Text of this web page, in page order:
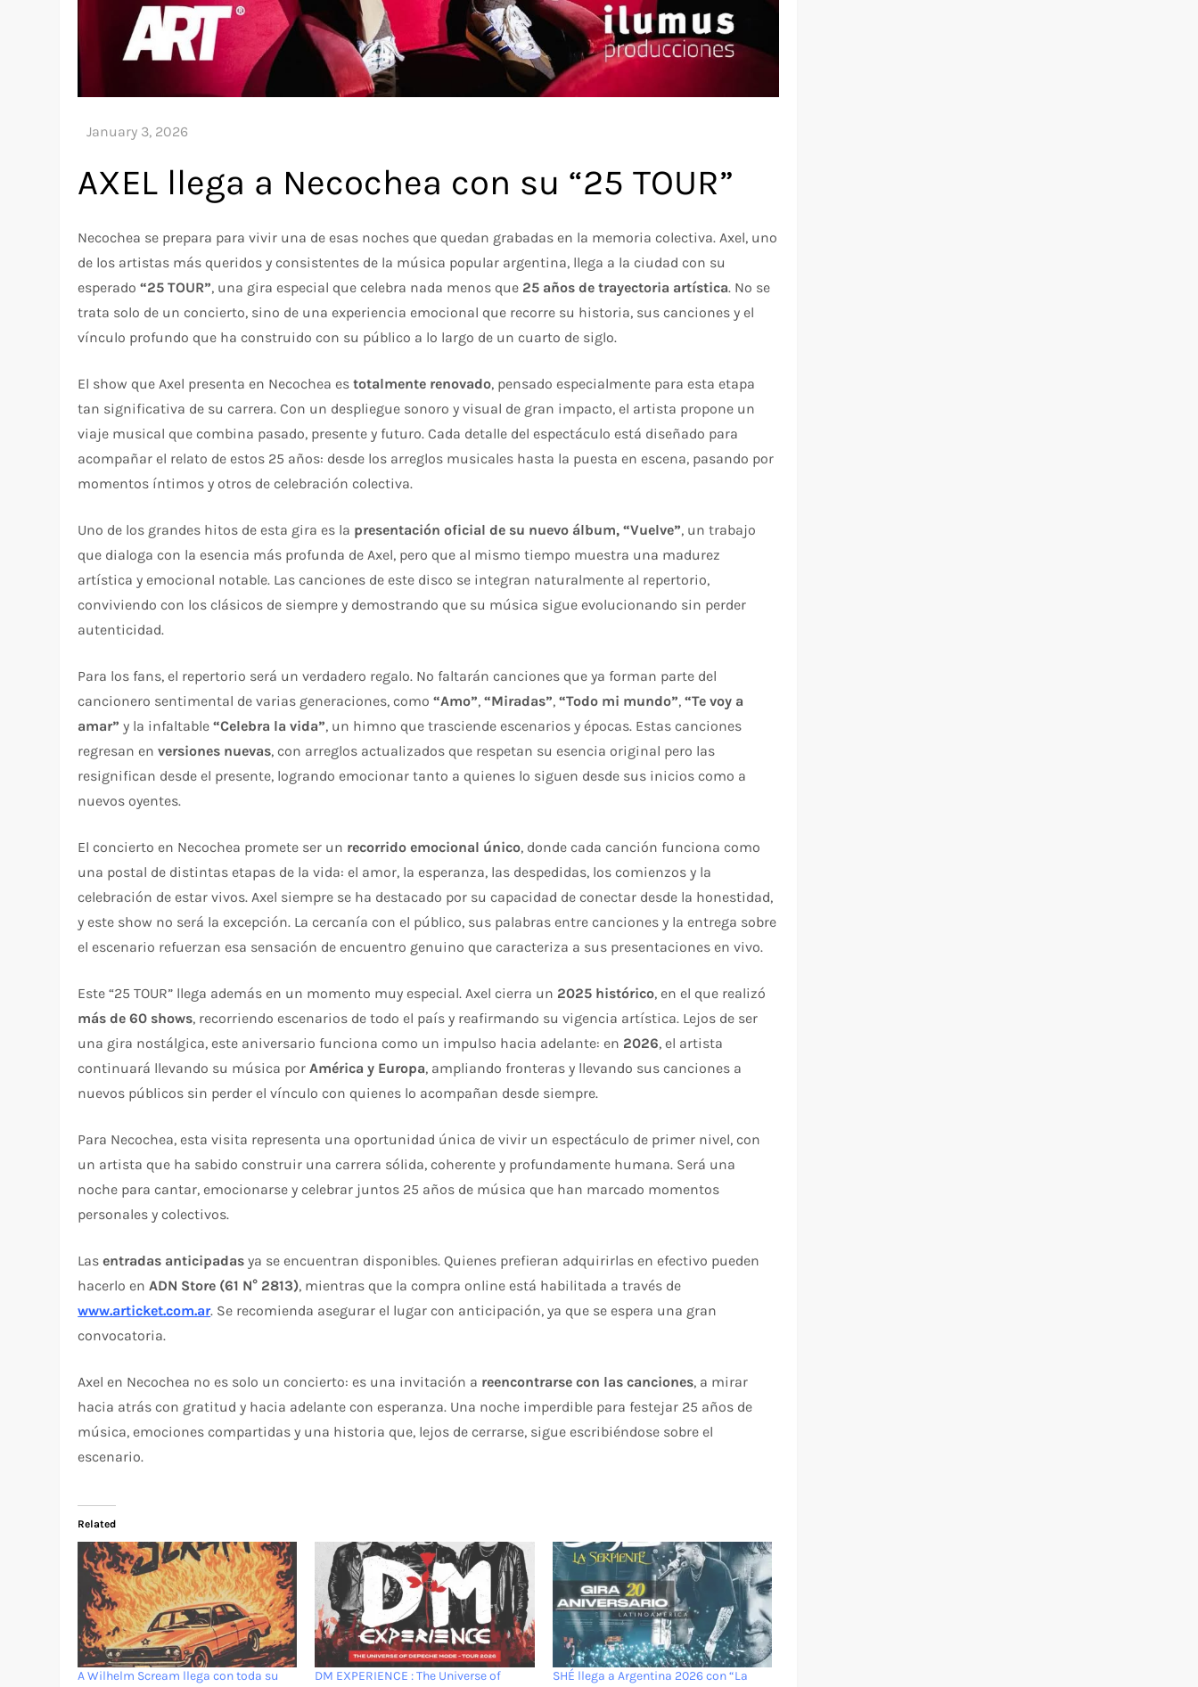
AXEL llega a Necochea con su “25 TOUR”
Necochea se prepara para vivir una de esas noches que quedan grabadas en la memoria colectiva. Axel, uno
de los artistas más queridos y consistentes de la música popular argentina, llega a la ciudad con su
esperado“25 TOUR”, una gira especial que celebra nada menos que 25 años de trayectoria artística. No se
trata solo de un concierto, sino de una experiencia emocional que recorre su historia, sus canciones y el
vínculo profundo que ha construido con su público a lo largo de un cuarto de siglo.
El show que Axel presenta en Necochea estotalmente renovado, pensado especialmente para esta etapa
tan significativa de su carrera. Con un despliegue sonoro y visual de gran impacto, el artista propone un
viaje musical que combina pasado, presente y futuro. Cada detalle del espectáculo está diseñado para
acompañar el relato de estos 25 años: desde los arreglos musicales hasta la puesta en escena, pasando por
momentos íntimos y otros de celebración colectiva.
Uno de los grandes hitos de esta gira es la presentación oficial de su nuevo álbum, “Vuelve”, un trabajo
que dialoga con la esencia más profunda de Axel, pero que al mismo tiempo muestra una madurez
artística y emocional notable. Las canciones de este disco se integran naturalmente al repertorio,
conviviendo con los clásicos de siempre y demostrando que su música sigue evolucionando sin perder
autenticidad.
Para los fans, el repertorio será un verdadero regalo. No faltarán canciones que ya forman parte del
cancionero sentimental de varias generaciones, como“Amo”,“Miradas”,“Todo mi mundo”,“Te voy a
amar” y la infaltable“Celebra la vida”, un himno que trasciende escenarios y épocas. Estas canciones
regresan enversiones nuevas, con arreglos actualizados que respetan su esencia original pero las
resignifican desde el presente, logrando emocionar tanto a quienes lo siguen desde sus inicios como a
nuevos oyentes.
El concierto en Necochea promete ser un recorrido emocional único, donde cada canción funciona como
una postal de distintas etapas de la vida: el amor, la esperanza, las despedidas, los comienzos y la
celebración de estar vivos. Axel siempre se ha destacado por su capacidad de conectar desde la honestidad,
y este show no será la excepción. La cercanía con el público, sus palabras entre canciones y la entrega sobre
el escenario refuerzan esa sensación de encuentro genuino que caracteriza a sus presentaciones en vivo.
Este “25 TOUR” llega además en un momento muy especial. Axel cierra un 2025 histórico, en el que realizó
más de 60 shows, recorriendo escenarios de todo el país y reafirmando su vigencia artística. Lejos de ser
una gira nostálgica, este aniversario funciona como un impulso hacia adelante: en 2026, el artista
continuará llevando su música porAmérica y Europa, ampliando fronteras y llevando sus canciones a
nuevos públicos sin perder el vínculo con quienes lo acompañan desde siempre.
Para Necochea, esta visita representa una oportunidad única de vivir un espectáculo de primer nivel, con
un artista que ha sabido construir una carrera sólida, coherente y profundamente humana. Será una
noche para cantar, emocionarse y celebrar juntos 25 años de música que han marcado momentos
personales y colectivos.
Lasentradas anticipadas ya se encuentran disponibles. Quienes prefieran adquirirlas en efectivo pueden
hacerlo enADN Store (61 N° 2813), mientras que la compra online está habilitada a través de
www.articket.com.ar. Se recomienda asegurar el lugar con anticipación, ya que se espera una gran
convocatoria.
Axel en Necochea no es solo un concierto: es una invitación a reencontrarse con las canciones, a mirar
hacia atrás con gratitud y hacia adelante con esperanza. Una noche imperdible para festejar 25 años de
música, emociones compartidas y una historia que, lejos de cerrarse, sigue escribiéndose sobre el
escenario.
Related
A Wilhelm Scream llega con toda su
DM EXPERIENCE : The Universe of
SHÉ llega a Argentina 2026 con “La